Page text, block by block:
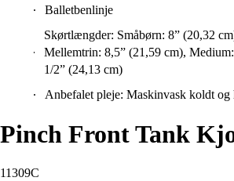
Balletbenlinje
Skørtlængder: Småbørn: 8” (20,32
Mellemtrin: 8,5” (21,59 cm),
1/2” (24,13 cm)
Anbefalet pleje: Maskinvask koldt
Pinch Front Tank
11309C